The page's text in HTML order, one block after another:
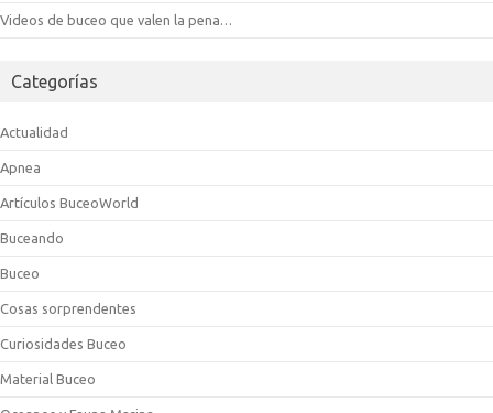
Videos de buceo que valen la pena…
Categorías
Actualidad
Apnea
Artículos BuceoWorld
Buceando
Buceo
Cosas sorprendentes
Curiosidades Buceo
Material Buceo